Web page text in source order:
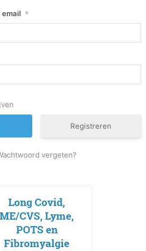
*
Registreren
vergeten?
Long Covid,
ME/CVS, Lyme,
POTS en
Fibromyalgie